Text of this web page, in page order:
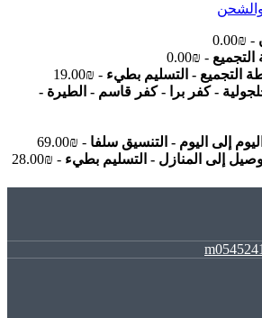
والشحن
- ₪0.00
التجميع - ₪0.00
التجميع - التسليم بطيء - ₪19.00
- كفر برا - كفر قاسم - الطيرة -
إلى اليوم - التنسيق سلفا - ₪69.00
إلى المنازل - التسليم بطيء - ₪28.00